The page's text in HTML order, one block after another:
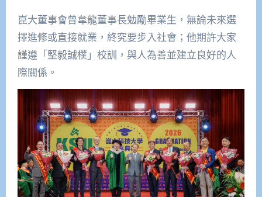
崑大董事會曾韋龍董事長勉勵畢業生，無論未來選
擇進修或直接就業，終究要步入社會；他期許大家
謹遵「堅毅誠樸」校訓，與人為善並建立良好的人
際關係。